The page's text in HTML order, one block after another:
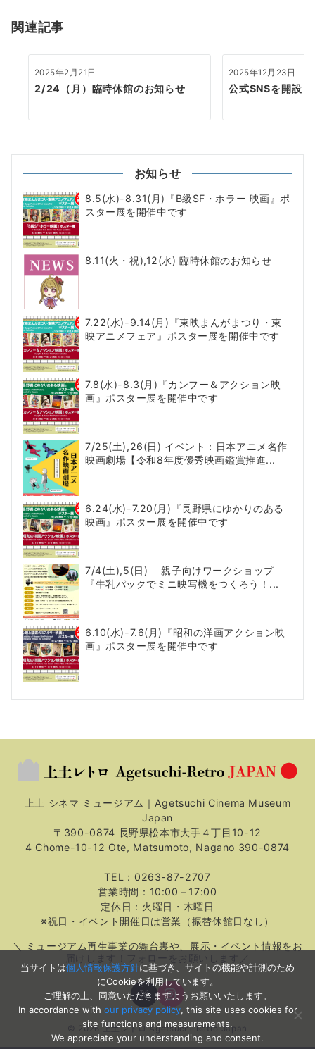
ン
関連記事
2025年2月21日
2/24（月）臨時休館のお知らせ
2025年12月23日
公式SNSを開設し
お知らせ
8.5(水)-8.31(月)『B級SF・ホラー 映画』ポ
スター展を開催中です
8.11(火・祝),12(水) 臨時休館のお知らせ
7.22(水)-9.14(月)『東映まんがまつり・東
映アニメフェア』ポスター展を開催中です
7.8(水)-8.3(月)『カンフー＆アクション映
画』ポスター展を開催中です
7/25(土),26(日) イベント：日本アニメ名作
映画劇場【令和8年度優秀映画鑑賞推進...
6.24(水)-7.20(月)『長野県にゆかりのある
映画』ポスター展を開催中です
7/4(土),5(日) 親子向けワークショップ
『牛乳パックでミニ映写機をつくろう！...
6.10(水)-7.6(月)『昭和の洋画アクション映
画』ポスター展を開催中です
上土 シネマ ミュージアム｜Agetsuchi Cinema Museum
Japan
〒390-0874 長野県松本市大手４丁目10-12
4 Chome-10-12 Ote, Matsumoto, Nagano 390-0874
TEL：0263-87-2707
営業時間：10:00－17:00
定休日：火曜日・木曜日
※祝日・イベント開催日は営業（振替休館日なし）
＼ ミュージアム再生事業の舞台裏や、展示・イベント情報をお
届けします！フォローをお願いします／
© 2026上土レトロ Agetsuchi-Retro Japan
当サイトは個人情報保護方針に基づき、サイトの機能や計測のため
にCookieを利用しています。
ご理解の上、同意いただきますようお願いいたします。
In accordance with our privacy policy, this site uses cookies for
site functions and measurements.
We appreciate your understanding and consent.